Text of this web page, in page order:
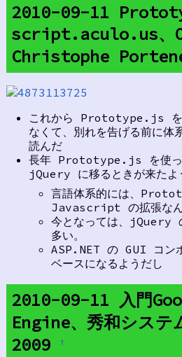
2010-09-11
script.aculo.us、
Christophe
これから Prototype.js を
なくて、別れを告げる前に体
読んだ
長年 Prototype.js を使っ
jQuery に移るときが来たよ
言語体系的には、
Javascript の拡張なん
今となっては、jQuery
多い。
ASP.NET の GUI コン
ベースになるようだし
2010-09-11 入門
Engine、秀和システ
2009
†